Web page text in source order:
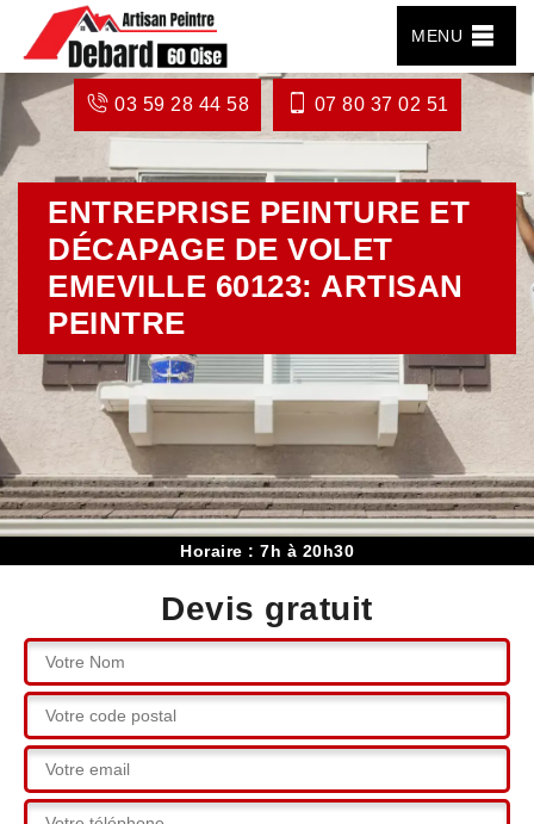
MENU
03 59 28 44 58 07 80 37 02 51
ENTREPRISE PEINTURE ET
DÉCAPAGE DE VOLET
EMEVILLE 60123: ARTISAN
PEINTRE
Horaire : 7h à 20h30
Devis gratuit